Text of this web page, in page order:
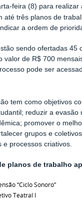
feira (8) para realizar
até três planos de
a ordem de
sendo ofertadas 45
valor de R$ 700
pode ser
tem como objetivos
reduzir a evasão
promover o
grupos e
e processos criativos.
planos de trabalho
“Ciclo Sonoro”
Teatral I